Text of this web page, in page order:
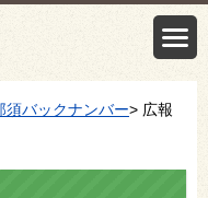
須バックナンバー> 広報